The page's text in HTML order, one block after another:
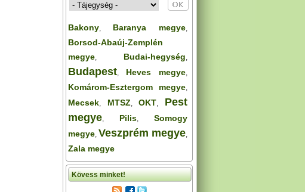
Bakony, Baranya megye,
Borsod-Abaúj-Zemplén
megye, Budai-hegység,
Budapest, Heves megye,
Komárom-Esztergom megye,
Mecsek, MTSZ,OKT, Pest
megye, Pilis, Somogy
megye, Veszprém megye,
Zala megye
Kövess minket!